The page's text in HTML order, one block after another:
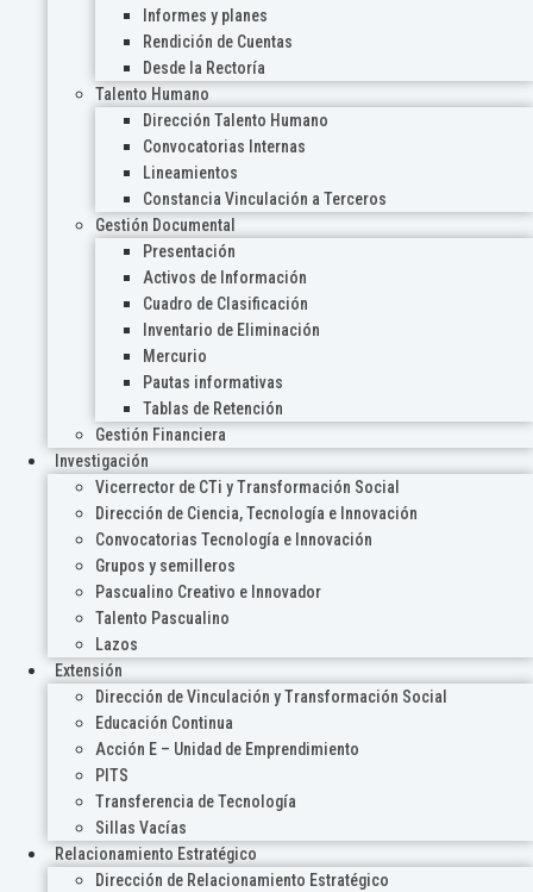
Informes y planes
Rendición de Cuentas
Desde la Rectoría
Talento Humano
Dirección Talento Humano
Convocatorias Internas
Lineamientos
Constancia Vinculación a Terceros
Gestión Documental
Presentación
Activos de Información
Cuadro de Clasificación
Inventario de Eliminación
Mercurio
Pautas informativas
Tablas de Retención
Gestión Financiera
Investigación
Vicerrector de CTi y Transformación Social
Dirección de Ciencia, Tecnología e Innovación
Convocatorias Tecnología e Innovación
Grupos y semilleros
Pascualino Creativo e Innovador
Talento Pascualino
Lazos
Extensión
Dirección de Vinculación y Transformación Social
Educación Continua
Acción E – Unidad de Emprendimiento
PITS
Transferencia de Tecnología
Sillas Vacías
Relacionamiento Estratégico
Dirección de Relacionamiento Estratégico